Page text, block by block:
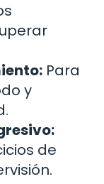
Para
y
de